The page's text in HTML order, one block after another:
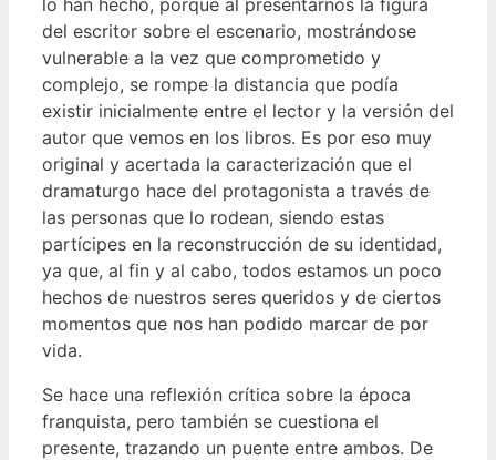
del escritor sobre el escenario, mostrándose
vulnerable a la vez que comprometido y
complejo, se rompe la distancia que podía
existir inicialmente entre el lector y la versión del
autor que vemos en los libros. Es por eso muy
original y acertada la caracterización que el
dramaturgo hace del protagonista a través de
las personas que lo rodean, siendo estas
partícipes en la reconstrucción de su identidad,
ya que, al fin y al cabo, todos estamos un poco
hechos de nuestros seres queridos y de ciertos
momentos que nos han podido marcar de por
vida.
Se hace una reflexión crítica sobre la época
franquista, pero también se cuestiona el
presente, trazando un puente entre ambos. De